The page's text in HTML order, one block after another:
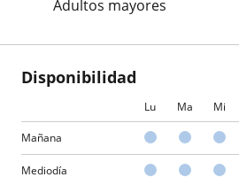
Adultos mayores
Disponibilidad
Lu Ma Mi
Mañana
Mediodía